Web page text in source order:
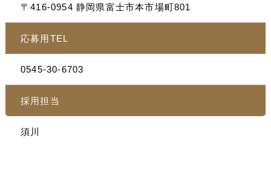
〒416-0954 静岡県富士市本市場町801
応募用TEL
0545-30-6703
採用担当
須川